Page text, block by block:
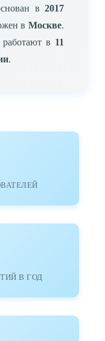
в 2017
в Москве.
работают в 11
.
В ГОД